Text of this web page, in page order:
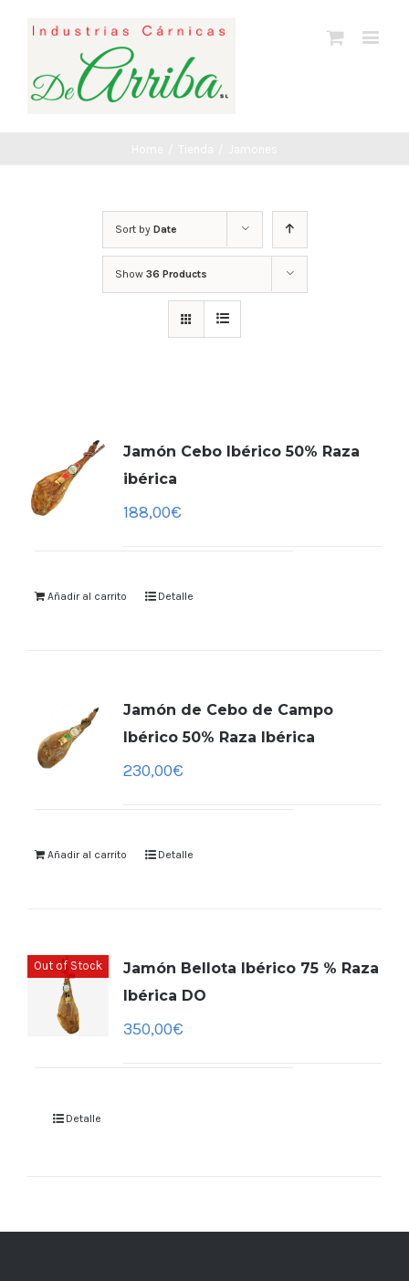
Sort by Date
Show 36 Products
Jamón Cebo Ibérico 50% Raza
ibérica
188,00€
Añadir al carrito Detalle
Jamón de Cebo de Campo
Ibérico 50% Raza Ibérica
230,00€
Añadir al carrito Detalle
Out of Stock
Jamón Bellota Ibérico 75 % Raza
Ibérica DO
350,00€
Detalle